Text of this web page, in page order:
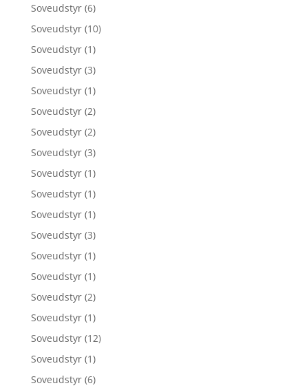
Soveudstyr (6)
Soveudstyr (10)
Soveudstyr (1)
Soveudstyr (3)
Soveudstyr (1)
Soveudstyr (2)
Soveudstyr (2)
Soveudstyr (3)
Soveudstyr (1)
Soveudstyr (1)
Soveudstyr (1)
Soveudstyr (3)
Soveudstyr (1)
Soveudstyr (1)
Soveudstyr (2)
Soveudstyr (1)
Soveudstyr (12)
Soveudstyr (1)
Soveudstyr (6)